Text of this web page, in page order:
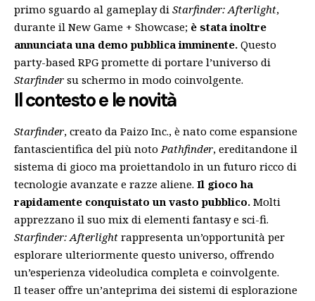
primo sguardo al gameplay di Starfinder: Afterlight,
durante il New Game + Showcase; è stata inoltre
annunciata una demo pubblica imminente. Questo
party-based RPG promette di portare l’universo di
Starfinder su schermo in modo coinvolgente.
Il contesto e le novità
Starfinder, creato da Paizo Inc., è nato come espansione
fantascientifica del più noto Pathfinder, ereditandone il
sistema di gioco ma proiettandolo in un futuro ricco di
tecnologie avanzate e razze aliene. Il gioco ha
rapidamente conquistato un vasto pubblico. Molti
apprezzano il suo mix di elementi fantasy e sci-fi.
Starfinder: Afterlight rappresenta un’opportunità per
esplorare ulteriormente questo universo, offrendo
un’esperienza videoludica completa e coinvolgente.
Il teaser offre un’anteprima dei sistemi di esplorazione